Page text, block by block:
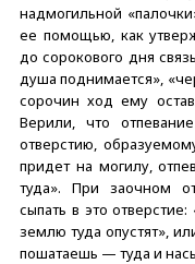
надмогильной
ее помощью, как
до сорокового дня
душа поднимается»,
сорочин ход ему
Верили, что
отверстию,
придет на могилу,
туда». При заочном
сыпать в это
землю туда опустят»,
пошатаешь — туда и